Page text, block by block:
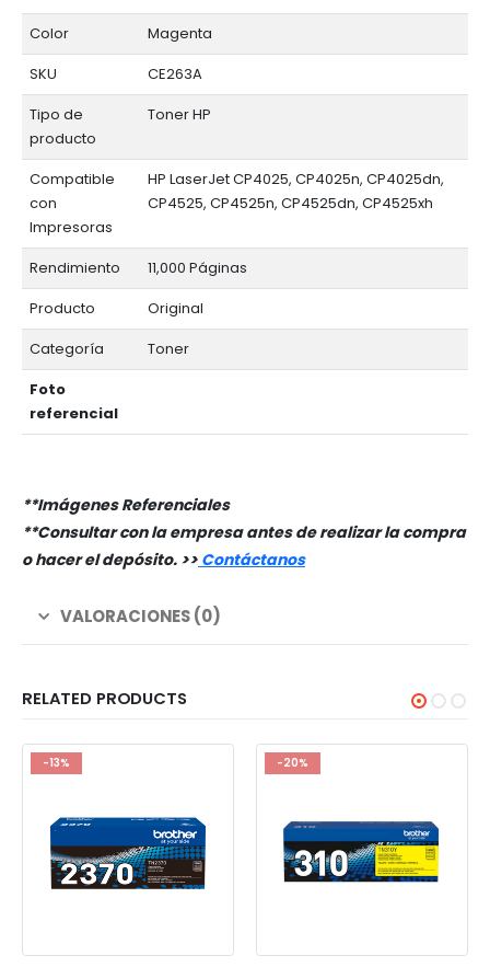
Color
Magenta
SKU
CE263A
Tipo de
producto
Toner HP
Compatible
con
Impresoras
HP LaserJet CP4025, CP4025n, CP4025dn,
CP4525, CP4525n, CP4525dn, CP4525xh
Rendimiento
11,000 Páginas
Producto
Original
Categoría
Toner
Foto
referencial
**Imágenes Referenciales
**Consultar con la empresa antes de realizar la compra
o hacer el depósito. >> Contáctanos
VALORACIONES (0)
RELATED PRODUCTS
-13% -20%